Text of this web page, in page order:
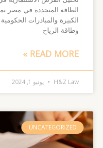
الطاقة المتجددة في مصر
الكبيرة والمبادرات
وطاقة الرياح
READ MORE »
H&Z Law يونيو 1, 2024
UNCATEGORIZED